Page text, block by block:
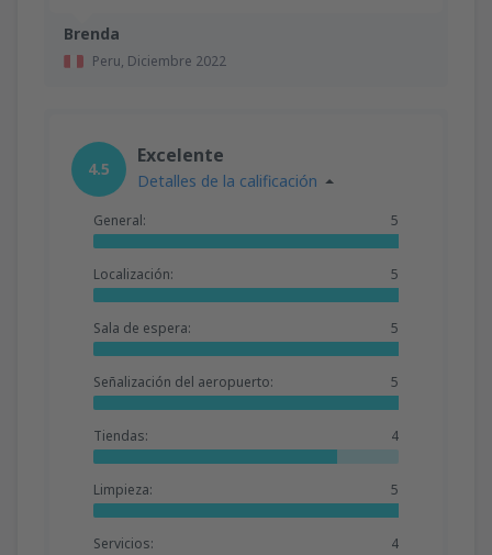
Brenda
Peru, Diciembre 2022
4.5
Excelente
Detalles de la calificación
General: 5
Localización: 5
Sala de espera: 5
Señalización del aeropuerto: 5
Tiendas: 4
Limpieza: 5
Servicios: 4